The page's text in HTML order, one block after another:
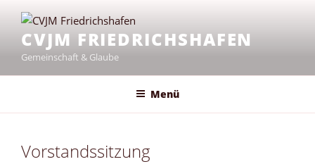
Inhalt
springenCVJM FRIEDRICHSHAFEN
Gemeinschaft & Glaube
Menü
Vorstandssitzung